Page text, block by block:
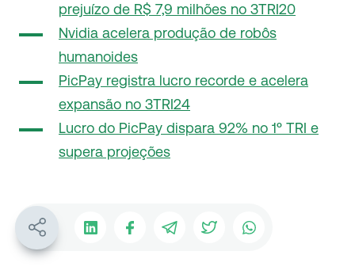
prejuízo de R$ 7,9 milhões no 3TRI20
Nvidia acelera produção de robôs
humanoides
PicPay registra lucro recorde e acelera
expansão no 3TRI24
Lucro do PicPay dispara 92% no 1º TRI e
supera projeções